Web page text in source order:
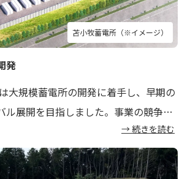
苫小牧蓄電所（※イメージ）
発
大規模蓄電所の開発に着手し、早期の
ル展開を目指しました。事業の競争力
ト低減にあると考え、エンジニアが総
内外のサプライヤーを徹底的に比較・
「新規技術の早期実装と高い信頼性」
→ 続きを読む